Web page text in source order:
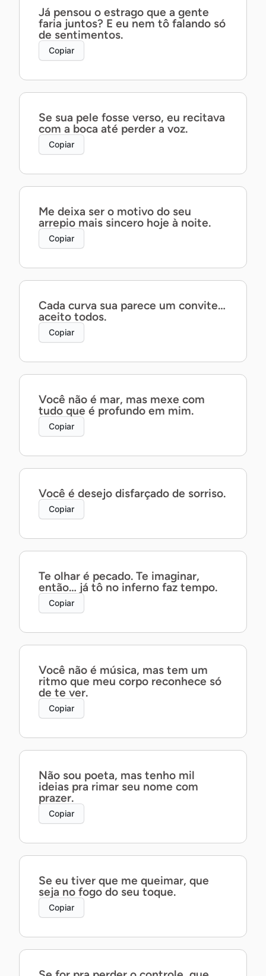
Já pensou o estrago que a gente
faria juntos? E eu nem tô falando só
de sentimentos.
Copiar
Se sua pele fosse verso, eu recitava
com a boca até perder a voz.
Copiar
Me deixa ser o motivo do seu
arrepio mais sincero hoje à noite.
Copiar
Cada curva sua parece um convite…
aceito todos.
Copiar
Você não é mar, mas mexe com
tudo que é profundo em mim.
Copiar
Você é desejo disfarçado de sorriso.
Copiar
Te olhar é pecado. Te imaginar,
então… já tô no inferno faz tempo.
Copiar
Você não é música, mas tem um
ritmo que meu corpo reconhece só
de te ver.
Copiar
Não sou poeta, mas tenho mil
ideias pra rimar seu nome com
prazer.
Copiar
Se eu tiver que me queimar, que
seja no fogo do seu toque.
Copiar